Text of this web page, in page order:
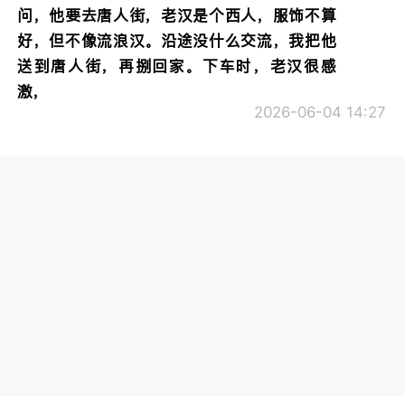
问，他要去唐人街，老汉是个西人，服饰不算
好，但不像流浪汉。沿途没什么交流，我把他
送到唐人街，再捌回家。下车时，老汉很感
激，
2026-06-04 14:27